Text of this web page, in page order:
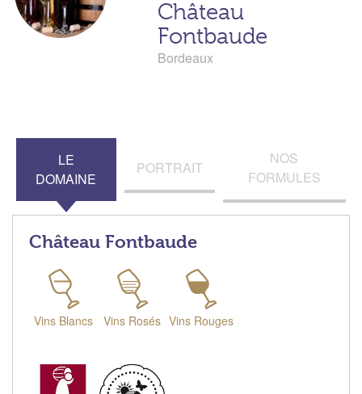
Château
Fontbaude
Bordeaux
LE
DOMAINE
PORTRAIT
NOS
FORMULES
Château Fontbaude
Vins Blancs Vins Rosés Vins Rouges